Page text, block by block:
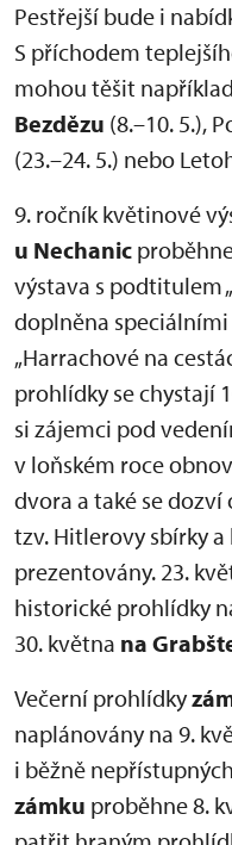
Pestřejší bude i
S příchodem
mohou těšit
Bezdězu (8.–10. 5.),
(23.–24. 5.) nebo
9. ročník květinové
u Nechanic
výstava s podtitulem
doplněna
„Harrachové na
prohlídky se chystají
si zájemci pod
v loňském roce
dvora a také se
tzv. Hitlerovy sbírky
prezentovány. 23.
historické prohlídky
30. května na
Večerní prohlídky
naplánovány na 9.
i běžně
zámku proběhne 8.